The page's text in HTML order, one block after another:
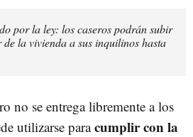
por la ley: los caseros podrán subir
la vivienda a sus inquilinos hasta
no se entrega libremente a los
utilizarse paracumplir con la